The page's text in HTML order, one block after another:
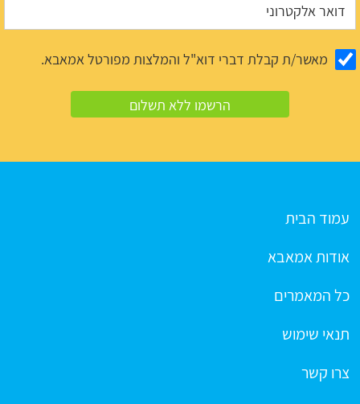
מאשר/ת קבלת דברי דוא"ל והמלצות מפורטל אמאבא.
עמוד הבית
אודות אמאבא
כל המאמרים
תנאי שימוש
צרו קשר